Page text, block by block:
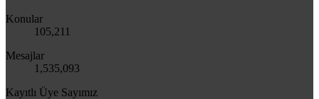
Konular
105,211
Mesajlar
1,535,093
Kayıtlı Üye Sayımız